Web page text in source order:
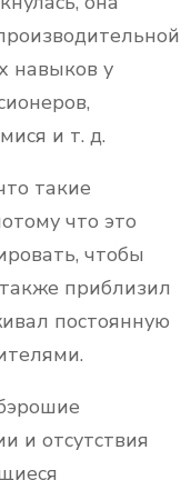
навыков у
и т. д.
такие
что это
чтобы
приблизил
постоянную
и отсутствия